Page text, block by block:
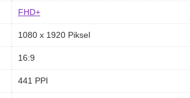
FHD+
1080 x 1920 Piksel
16:9
441 PPI